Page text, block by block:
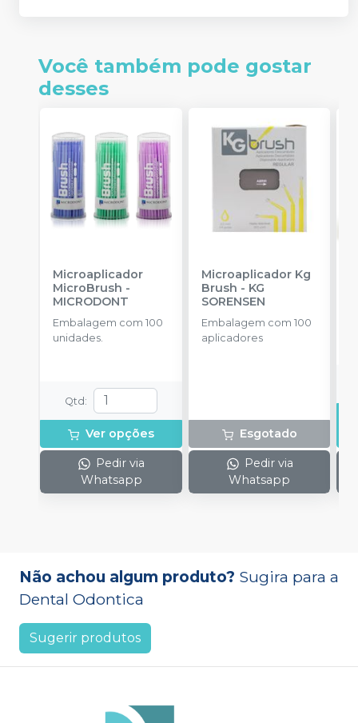
Você também pode gostar
desses
Microaplicador
MicroBrush -
MICRODONT
Embalagem com 100
unidades.
Qtd :
Ver opções
Pedir via
Whatsapp
Microaplicador Kg
Brush - KG
SORENSEN
Embalagem com 100
aplicadores
Esgotado
Pedir via
Whatsapp
Não achou algum produto? Sugira para a
Dental Odontica
Sugerir produtos